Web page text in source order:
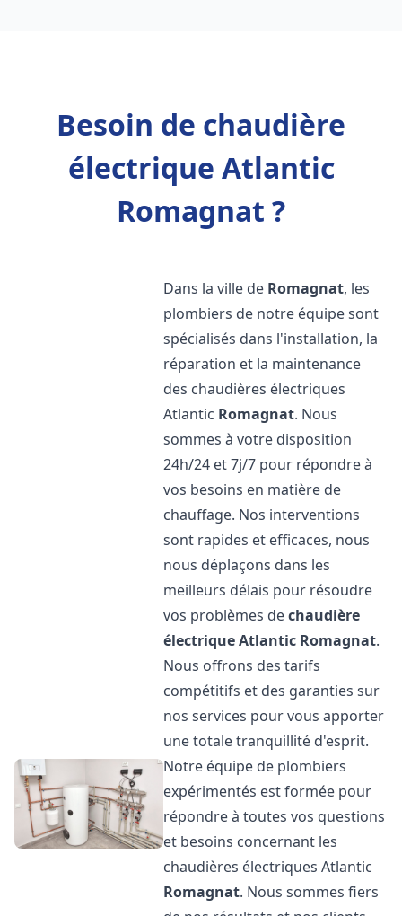
Besoin de chaudière
électrique Atlantic
Romagnat ?
Dans la ville de Romagnat, les
plombiers de notre équipe sont
spécialisés dans l'installation, la
réparation et la maintenance
des chaudières électriques
Atlantic Romagnat. Nous
sommes à votre disposition
24h/24 et 7j/7 pour répondre à
vos besoins en matière de
chauffage. Nos interventions
sont rapides et efficaces, nous
nous déplaçons dans les
meilleurs délais pour résoudre
vos problèmes dechaudière
électrique Atlantic Romagnat.
Nous offrons des tarifs
compétitifs et des garanties sur
nos services pour vous apporter
une totale tranquillité d'esprit.
Notre équipe de plombiers
expérimentés est formée pour
répondre à toutes vos questions
et besoins concernant les
chaudières électriques Atlantic
Romagnat. Nous sommes fiers